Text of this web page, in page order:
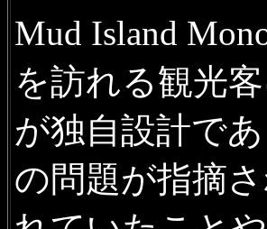
Mud Island
を訪れる観光
が独自設計で
の問題が指摘